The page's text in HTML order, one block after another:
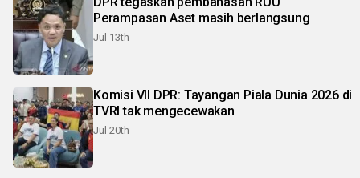
Perampasan Aset masih berlangsung
Jul 13th
Komisi VII DPR: Tayangan Piala Dunia 2026 di
TVRI tak mengecewakan
Jul 20th